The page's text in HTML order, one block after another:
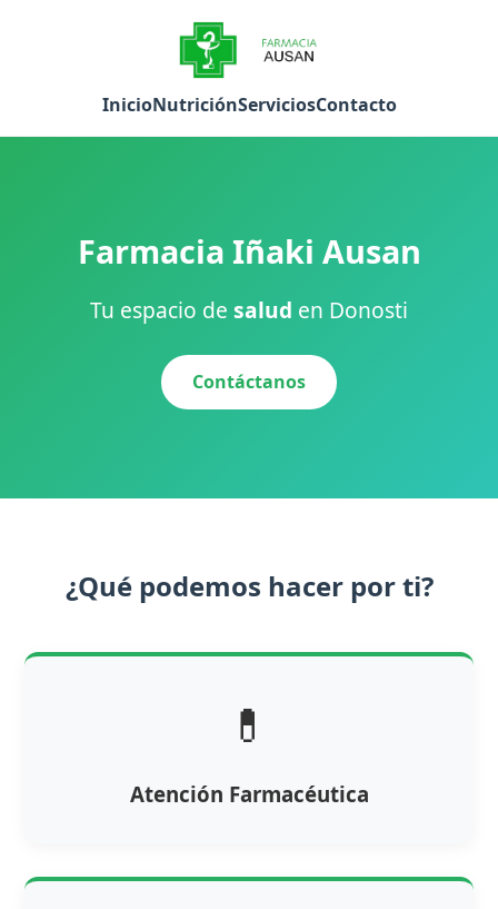
InicioNutriciónServiciosContacto
Farmacia Iñaki Ausan
Tu espacio de salud en Donosti
Contáctanos
¿Qué podemos hacer por ti?
💊
Atención Farmacéutica